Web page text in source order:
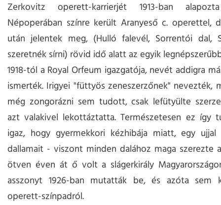
Zerkovitz operett-karrierjét 1913-ban
Népoperában színre került Aranyeső c. operettel,
után jelentek meg, (Hulló falevél, Sorrentói dal,
szeretnék sírni) rövid idő alatt az egyik
1918-tól a Royal Orfeum igazgatója, nevét addigra
ismerték. Irigyei "füttyös zeneszerzőnek" nevezték,
még zongorázni sem tudott, csak lefütyülte
azt valakivel lekottáztatta. Természetesen ez így
igaz, hogy gyermekkori kézhibája miatt, egy
dallamait - viszont minden dalához maga szerezte
ötven éven át ő volt a slágerkirály
asszonyt 1926-ban mutatták be, és azóta sem
operett-színpadról.